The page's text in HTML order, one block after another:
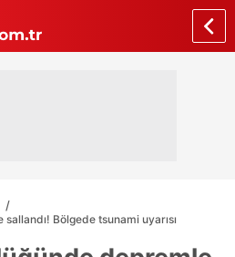
Bölgede tsunami uyarısı